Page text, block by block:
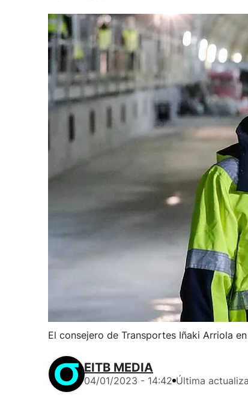
El consejero de Transportes Iñaki Arriola
EITB MEDIA
04/01/2023 - 14:42 Última